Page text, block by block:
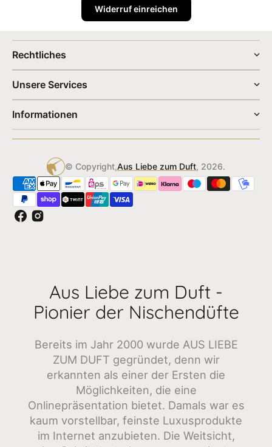
Widerruf einreichen
Rechtliches
Unsere Services
Informationen
© Copyright,Aus Liebe zum Duft, 2026.
FacebookInstagram
Aus Liebe zum Duft -
Pionier der Nischendüfte
Bereits im Jahr 2000 wurde AUS LIEBE
ZUM DUFT gegründet, denn wir
erkannten als einer der Ersten die
Möglichkeiten, die eine
Onlinepräsentation bietet. Damals war es
kaum vorstellbar, feinste Luxusprodukte
im Internet anzubieten. Die Weitsicht,